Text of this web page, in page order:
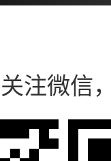
关注微信